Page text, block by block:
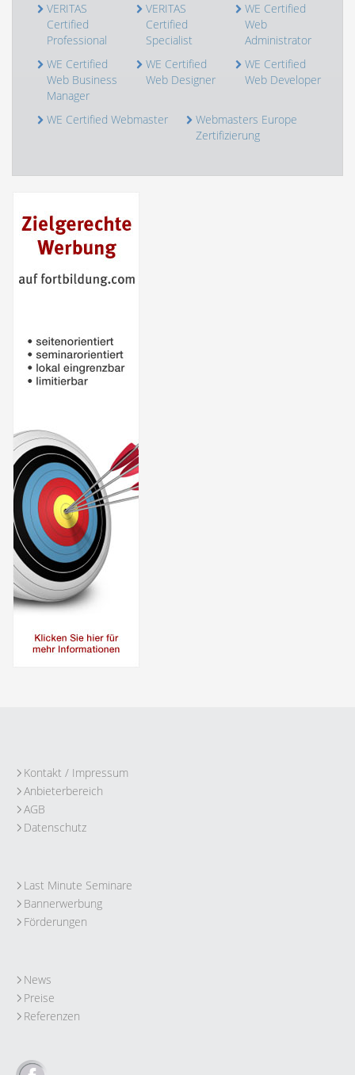
VERITAS
Certified
Professional
VERITAS
Certified
Specialist
WE Certified
Web
Administrator
WE Certified
Web Business
Manager
WE Certified
Web Designer
WE Certified
Web Developer
WE Certified Webmaster
Webmasters Europe
Zertifizierung
Kontakt / Impressum
Anbieterbereich
AGB
Datenschutz
Last Minute Seminare
Bannerwerbung
Förderungen
News
Preise
Referenzen